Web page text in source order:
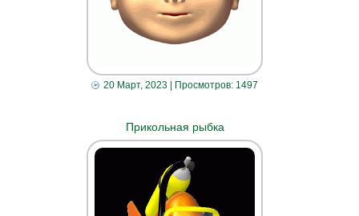
20 Март, 2023 | Просмотров: 1497
Прикольная рыбка